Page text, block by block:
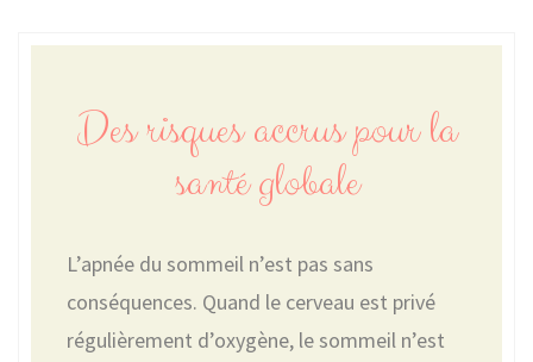
Des risques accrus pour la
santé globale
L’apnée du sommeil n’est pas sans
conséquences. Quand le cerveau est privé
régulièrement d’oxygène, le sommeil n’est